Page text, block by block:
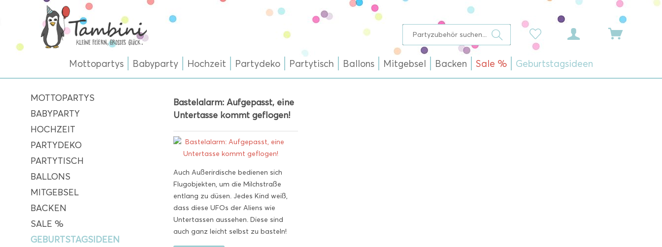
Mottopartys Babyparty Hochzeit Partydeko Partytisch Ballons Mitgebsel Backen Sale % Geburtstagsideen
MOTTOPARTYS
BABYPARTY
HOCHZEIT
PARTYDEKO
PARTYTISCH
BALLONS
MITGEBSEL
BACKEN
SALE %
GEBURTSTAGSIDEEN
Bastelalarm: Aufgepasst, eine
Untertasse kommt geflogen!
Auch Außerirdische bedienen sich
Flugobjekten, um die Milchstraße
entlang zu düsen. Jedes Kind weiß,
dass diese UFOs der Aliens wie
Untertassen aussehen. Diese sind
auch ganz leicht selbst zu basteln!